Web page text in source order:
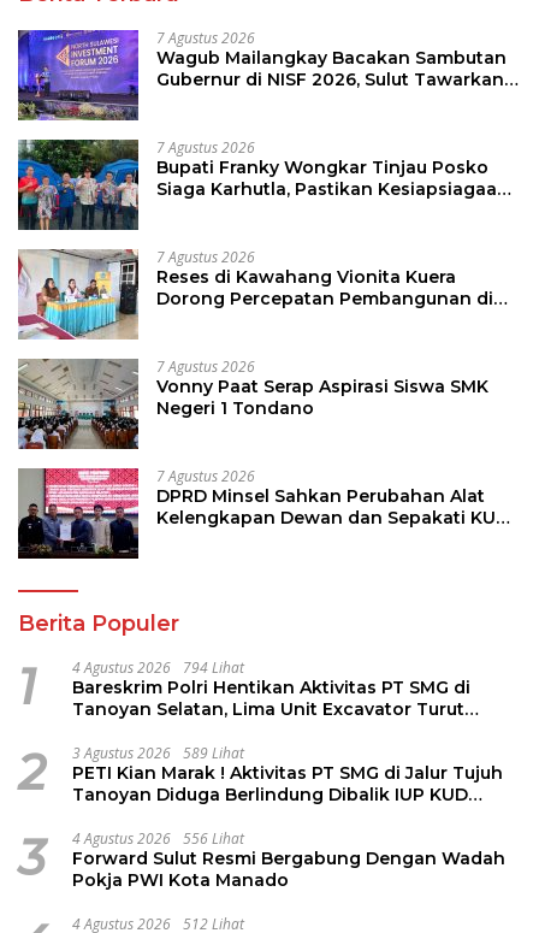
7 Agustus 2026
Wagub Mailangkay Bacakan Sambutan
Gubernur di NISF 2026, Sulut Tawarkan
7 Agustus 2026
Bupati Franky Wongkar Tinjau Posko
Siaga Karhutla, Pastikan Kesiapsiagaan
7 Agustus 2026
Reses di Kawahang Vionita Kuera
Dorong Percepatan Pembangunan di
7 Agustus 2026
Vonny Paat Serap Aspirasi Siswa SMK
Negeri 1 Tondano
7 Agustus 2026
DPRD Minsel Sahkan Perubahan Alat
Kelengkapan Dewan dan Sepakati KUA-
Berita Populer
1 4 Agustus 2026 794 Lihat
Bareskrim Polri Hentikan Aktivitas PT SMG di
Tanoyan Selatan, Lima Unit Excavator Turut
2 3 Agustus 2026 589 Lihat
PETI Kian Marak ! Aktivitas PT SMG di Jalur Tujuh
Tanoyan Diduga Berlindung Dibalik IUP KUD
3 4 Agustus 2026 556 Lihat
Forward Sulut Resmi Bergabung Dengan Wadah
Pokja PWI Kota Manado
4 Agustus 2026 512 Lihat